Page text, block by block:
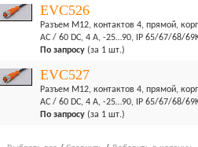
EVC526
Разъем M12, контактов 4, прямой,
AC / 60 DC, 4 А, -25…90, IP 65/67/68/
По запросу (за 1 шт.)
EVC527
Разъем M12, контактов 4, прямой,
AC / 60 DC, 4 А, -25…90, IP 65/67/68/
По запросу (за 1 шт.)